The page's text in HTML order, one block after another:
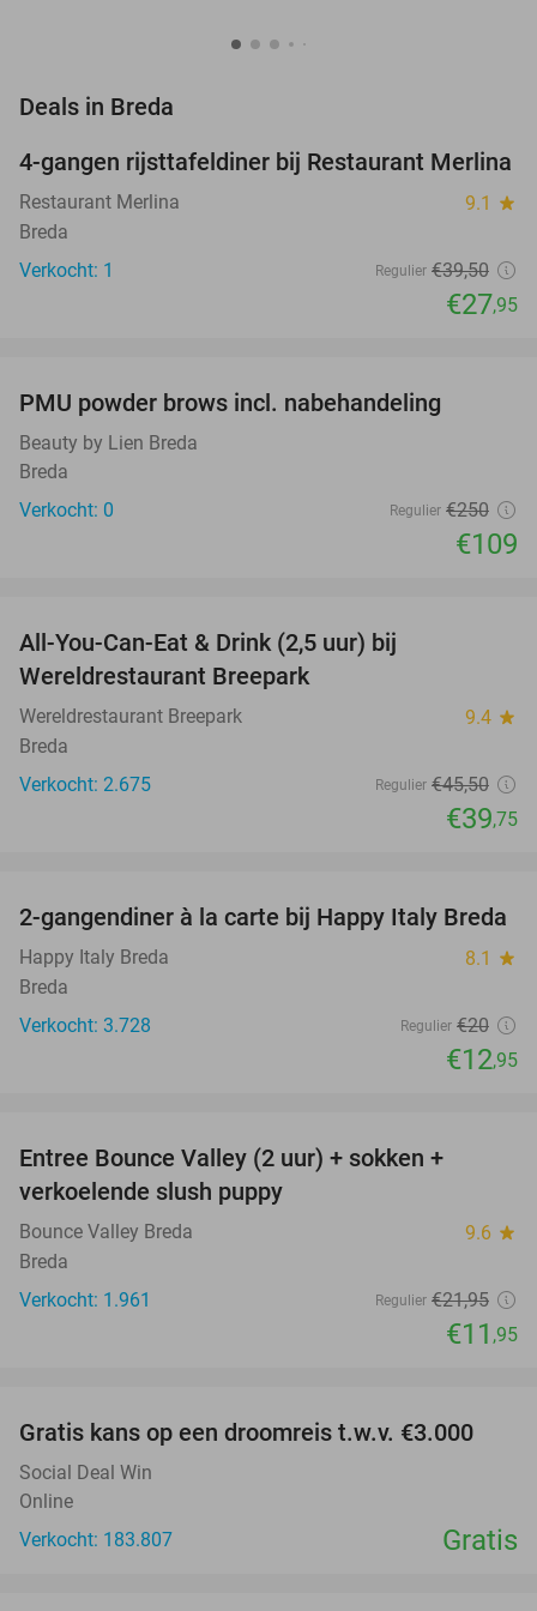
Deals in Breda
29%
NEW
TODAY
4-gangen rijsttafeldiner bij Restaurant Merlina
Restaurant Merlina 9.1 star
Breda
Verkocht: 1
Regulier €39,50
€27,95
NEW
TODAY
PMU powder brows incl. nabehandeling
Beauty by Lien Breda
Breda
Verkocht: 0
Regulier €250
€109
All-You-Can-Eat & Drink (2,5 uur) bij
Wereldrestaurant Breepark
Wereldrestaurant Breepark 9.4 star
Breda
Verkocht: 2.675
Regulier €45,50
€39,75
35%
2-gangendiner à la carte bij Happy Italy Breda
Happy Italy Breda 8.1 star
Breda
Verkocht: 3.728
Regulier €20
€12,95
Entree Bounce Valley (2 uur) + sokken +
verkoelende slush puppy
Bounce Valley Breda 9.6 star
Breda
Verkocht: 1.961
Regulier €21,95
€11 ,95
Gratis kans op een droomreis t.w.v. €3.000
Social Deal Win
Online
Verkocht: 183.807
Gratis